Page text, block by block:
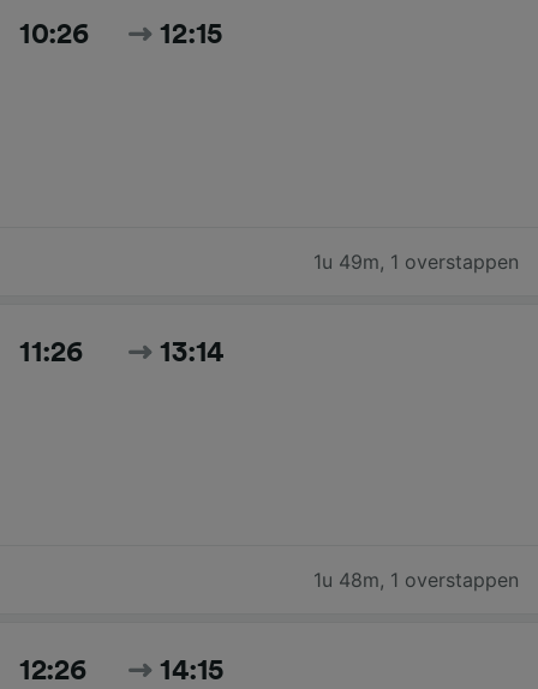
10:26 12:15
1u 49m, 1 overstappen
11:26 13:14
1u 48m, 1 overstappen
12:26 14:15